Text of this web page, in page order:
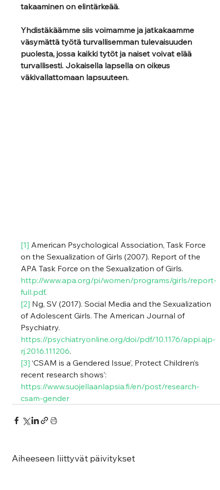
takaaminen on elintärkeää.
Yhdistäkäämme siis voimamme ja jatkakaamme
väsymättä työtä turvallisemman tulevaisuuden
puolesta, jossa kaikki tytöt ja naiset voivat elää
turvallisesti. Jokaisella lapsella on oikeus
väkivallattomaan lapsuuteen.
[1] American Psychological Association, Task Force
on the Sexualization of Girls (2007). Report of the
APA Task Force on the Sexualization of Girls.
http://www.apa.org/pi/women/programs/girls/report-
full.pdf.
[2] Ng, SV (2017). Social Media and the Sexualization
of Adolescent Girls. The American Journal of
Psychiatry.
https://psychiatryonline.org/doi/pdf/10.1176/appi.ajp-
rj.2016.111206.
[3] ‘CSAM is a Gendered Issue’, Protect Children’s
recent research shows’:
https://www.suojellaanlapsia.fi/en/post/research-
csam-gender
Aiheeseen liittyvät päivitykset